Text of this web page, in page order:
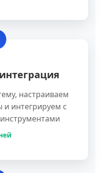
настраиваем
интегрируем с